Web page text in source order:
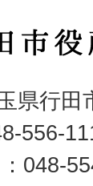
県行田
556-
048-